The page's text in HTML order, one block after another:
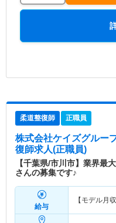
柔道整復師 正職員
株式会社ケイズグルー
復師求人(正職員)
【千葉県/市川市】業界最
さんの募集です♪
給与
【モデル月収